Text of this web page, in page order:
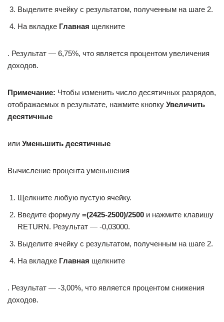
Выделите ячейку с результатом, полученным на шаге 2.
На вкладке Главная щелкните
. Результат — 6,75%, что является процентом увеличения
доходов.
Примечание: Чтобы изменить число десятичных разрядов,
отображаемых в результате, нажмите кнопку Увеличить
десятичные
или Уменьшить десятичные
Вычисление процента уменьшения
Щелкните любую пустую ячейку.
Введите формулу =(2425-2500)/2500 и нажмите клавишу
RETURN. Результат — -0,03000.
Выделите ячейку с результатом, полученным на шаге 2.
На вкладке Главная щелкните
. Результат — -3,00%, что является процентом снижения
доходов.